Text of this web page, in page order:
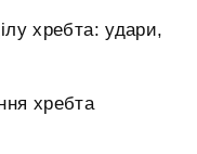
хребта: удари,
хребта